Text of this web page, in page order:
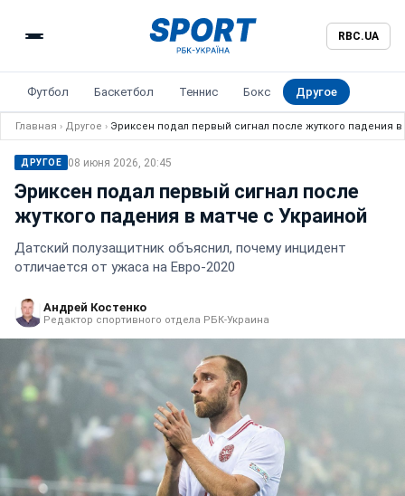
RBC.UA
Футбол Баскетбол Теннис Бокс Другое
Главная › Другое › Эриксен подал первый сигнал после жуткого падения
ДРУГОЕ 08 июня 2026, 20:45
Эриксен подал первый сигнал после
жуткого падения в матче с Украиной
Датский полузащитник объяснил, почему инцидент
отличается от ужаса на Евро-2020
Андрей Костенко
Редактор спортивного отдела РБК-Украина